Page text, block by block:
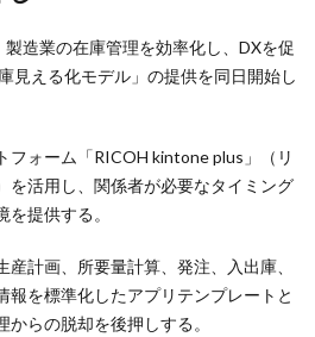
造業の在庫管理を効率化し、DXを促
見える化モデル」の提供を同日開始し
フォーム「RICOH kintone plus」（リ
を活用し、関係者が必要なタイミング
提供する。
計画、所要量計算、発注、入出庫、
報を標準化したアプリテンプレートと
らの脱却を後押しする。